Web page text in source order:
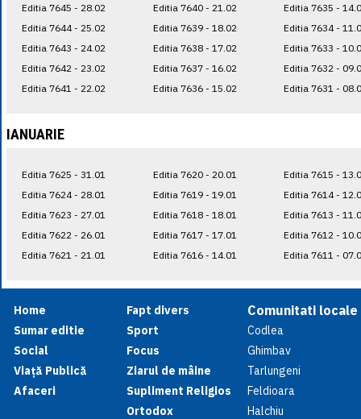
Editia 7645 - 28.02
Editia 7644 - 25.02
Editia 7643 - 24.02
Editia 7642 - 23.02
Editia 7641 - 22.02
Editia 7640 - 21.02
Editia 7639 - 18.02
Editia 7638 - 17.02
Editia 7637 - 16.02
Editia 7636 - 15.02
Editia 7635 -
Editia 7634 -
Editia 7633 -
Editia 7632 -
Editia 7631 -
IANUARIE
Editia 7625 - 31.01
Editia 7624 - 28.01
Editia 7623 - 27.01
Editia 7622 - 26.01
Editia 7621 - 21.01
Editia 7620 - 20.01
Editia 7619 - 19.01
Editia 7618 - 18.01
Editia 7617 - 17.01
Editia 7616 - 14.01
Editia 7615 -
Editia 7614 -
Editia 7613 -
Editia 7612 -
Editia 7611 -
Home
Sumar editie
Social
Viață Publică
Afaceri
Fapt divers
Sport
Focus
Ziarul de mâine
Supliment Religios
Ortodox
Comunitati locale
Codlea
Ghimbav
Tarlungeni
Feldioara
Halchiu